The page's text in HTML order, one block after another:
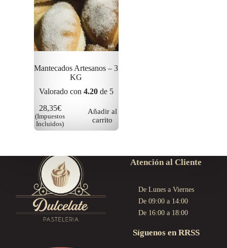
Mantecados Artesanos – 3
KG
Valorado con 4.20de 5
28,35€
(Impuestos
Incluidos)
Añadir al
carrito
Atención al Cliente
De Lunes a Viernes
De 09:00 a 14:00
De 16:00 a 18:00
Síguenos en RRSS